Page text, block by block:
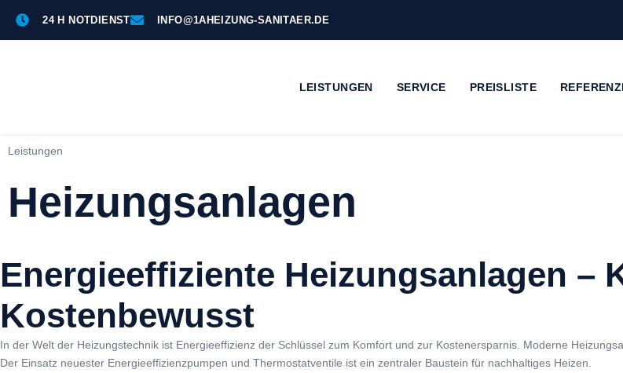
INHALT
24 H NOTDIENST INFO@1AHEIZUNG-SANITAER.DE
LEISTUNGEN SERVICE PREISLISTE
Leistungen
Heizungsanlagen
Energieeffiziente Heizungsanlagen –
Kostenbewusst
In der Welt der Heizungstechnik ist Energieeffizienz der Schlüssel zum Komfort und zur Kostenersparnis. Moderne
Der Einsatz neuester Energieeffizienzpumpen und Thermostatventile ist ein zentraler Baustein für nachhaltiges Heizen.